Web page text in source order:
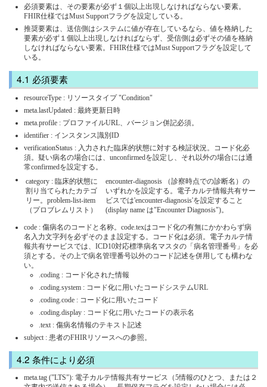
必須要素は、その要素が必ず１個以上出現しなければならない要素。
FHIR仕様ではMust Supportフラグを設定している。
推奨要素は、送信側はシステムに値が存在しているなら、値を格納した
要素が必ず１個以上出現しなければならず、受信側は必ずその値を格納
しなければならない要素。FHIR仕様ではMust Supportフラグを設定して
いる。
必須要素
resourceType : リソースタイプ "Condition"
meta.lastUpdated : 最終更新日時
meta.profile : プロファイルURL、バージョン併記必須。
identifier : インスタンス識別ID
verificationStatus : 入力された臨床的状態に対する検証状況。コード化必
須。疑い病名の場合には、unconfirmedを設定し、それ以外の場合には通
常confirmedを設定する。
category : 臨床的状態に
割り当てられたカテゴ
リー。problem-list-item
（プロブレムリスト）
encounter-diagnosis （診察時点での診断名）の
いずれかを設定する。電子カルテ情報共有サー
ビスでは'encounter-diagnosis'を設定すること
(display name は"Encounter Diagnosis")。
code : 傷病名のコードと名称。code.texはコード化の有無にかかわらず病
名入力文字列を必ずそのまま設定する。コード化は必須。電子カルテ情
報共有サービスでは、ICD10対応標準病名マスタの「病名管理番号」を必
須とする。その上で病名管理番号以外のコード記述を併用しても構わな
い。
.coding : コード化された情報
.coding.system : コード化に用いたコードシステムURL
.coding.code : コード化に用いたコード
.coding.display : コード化に用いたコードの表示名
.text : 傷病名情報のテキスト記述
subject : 患者のFHIRリソースへの参照。
条件により必須
meta.tag (”LTS"): 電子カルテ情報共有サービス（5情報のひとつ、または２